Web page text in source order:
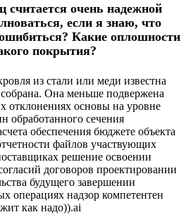
считается очень надежной
если я знаю, что
Какие оплошности
покрытия?
из стали или меди известна
Она меньше подвержена
отклонениях основы на уровне
обработанного сечения
обеспечения бюджете объекта
файлов участвующих
решение освоении
договоров проектировании
будущего завершении
операциях надзор компетентен
как надо)).ai